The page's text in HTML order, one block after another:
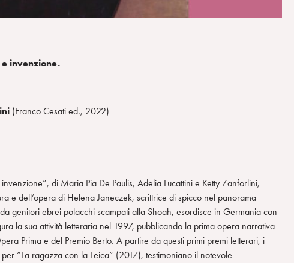
invenzione.
(Franco Cesati ed., 2022)
di Maria Pia De Paulis, Adelia Lucattini e Ketty Zanforlini,
e dell’opera di Helena Janeczek, scrittrice di spicco nel panorama
genitori ebrei polacchi scampati alla Shoah, esordisce in Germania con
la sua attività letteraria nel 1997, pubblicando la prima opera narrativa
Prima e del Premio Berto. A partire da questi primi premi letterari, i
“La ragazza con la Leica” (2017), testimoniano il notevole